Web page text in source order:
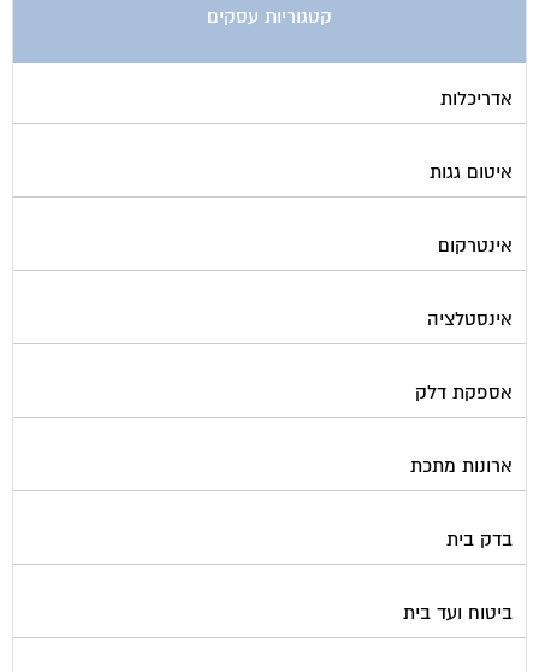
קטגוריות עסקים
אדריכלות
איטום גגות
אינטרקום
אינסטלציה
אספקת דלק
ארונות מתכת
בדק בית
ביטוח ועד בית